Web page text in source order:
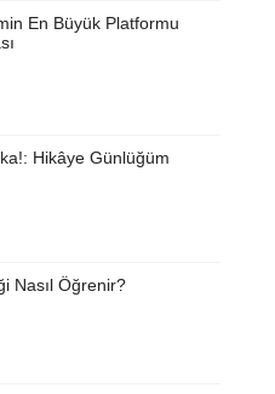
En Büyük Platformu
Hikâye Günlüğüm
Nasıl Öğrenir?